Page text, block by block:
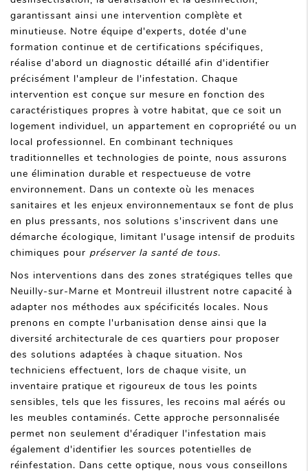
garantissant ainsi une intervention complète et
minutieuse. Notre équipe d'experts, dotée d'une
formation continue et de certifications spécifiques,
réalise d'abord un diagnostic détaillé afin d'identifier
précisément l'ampleur de l'infestation. Chaque
intervention est conçue sur mesure en fonction des
caractéristiques propres à votre habitat, que ce soit un
logement individuel, un appartement en copropriété ou un
local professionnel. En combinant techniques
traditionnelles et technologies de pointe, nous assurons
une élimination durable et respectueuse de votre
environnement. Dans un contexte où les menaces
sanitaires et les enjeux environnementaux se font de plus
en plus pressants, nos solutions s'inscrivent dans une
démarche écologique, limitant l'usage intensif de produits
chimiques pour préserver la santé de tous.
Nos interventions dans des zones stratégiques telles que
Neuilly-sur-Marne et Montreuil illustrent notre capacité à
adapter nos méthodes aux spécificités locales. Nous
prenons en compte l'urbanisation dense ainsi que la
diversité architecturale de ces quartiers pour proposer
des solutions adaptées à chaque situation. Nos
techniciens effectuent, lors de chaque visite, un
inventaire pratique et rigoureux de tous les points
sensibles, tels que les fissures, les recoins mal aérés ou
les meubles contaminés. Cette approche personnalisée
permet non seulement d'éradiquer l'infestation mais
également d'identifier les sources potentielles de
réinfestation. Dans cette optique, nous vous conseillons